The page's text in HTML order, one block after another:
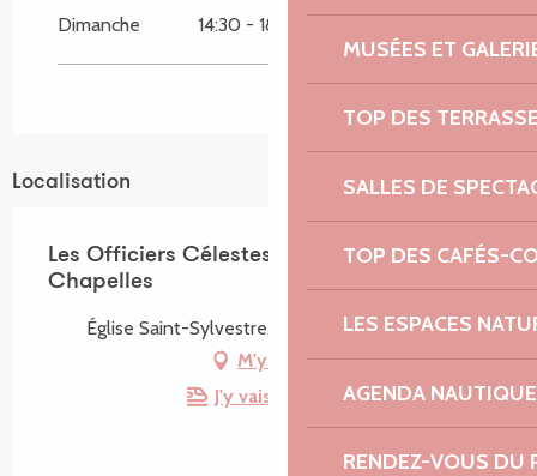
MUSÉES ET
TOP DES
SALLES DE
TOP DES CAFÉS-
LES ESPACES
AGENDA NAUTIQUE
RENDEZ-VOUS DU
Dimanche 14:30 - 18:30
Localisation
Les Officiers Célestes - Circuit des
Chapelles
Église Saint-Sylvestre, 22420 Plouzélambre
M'y rendre
J'y vais en train !